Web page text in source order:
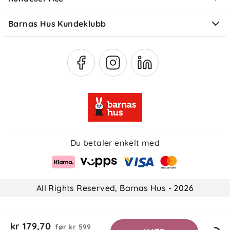
Barnas Hus Kundeklubb
Medlemsvilkår
Du betaler enkelt med
All Rights Reserved, Barnas Hus - 2026
kr 179,70 før kr 599